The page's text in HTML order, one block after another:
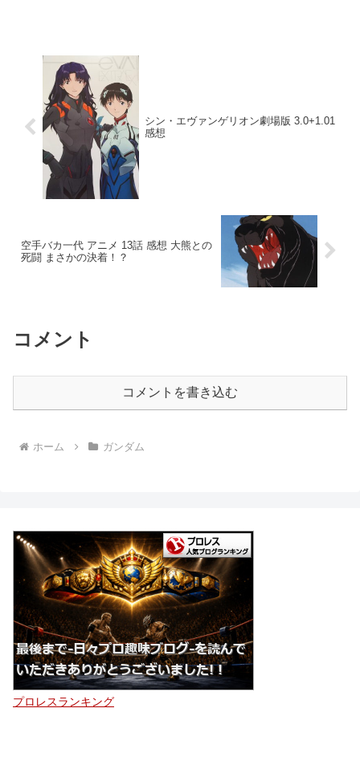
シン・エヴァンゲリオン劇場版 3.0+1.01
感想
空手バカ一代 アニメ 13話 感想 大熊との
死闘 まさかの決着！？
コメント
コメントを書き込む
ホーム ガンダム
プロレスランキング